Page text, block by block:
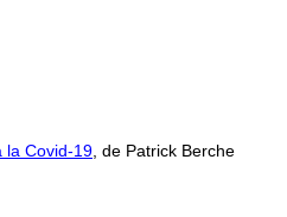
la Covid-19 , de Patrick Berche